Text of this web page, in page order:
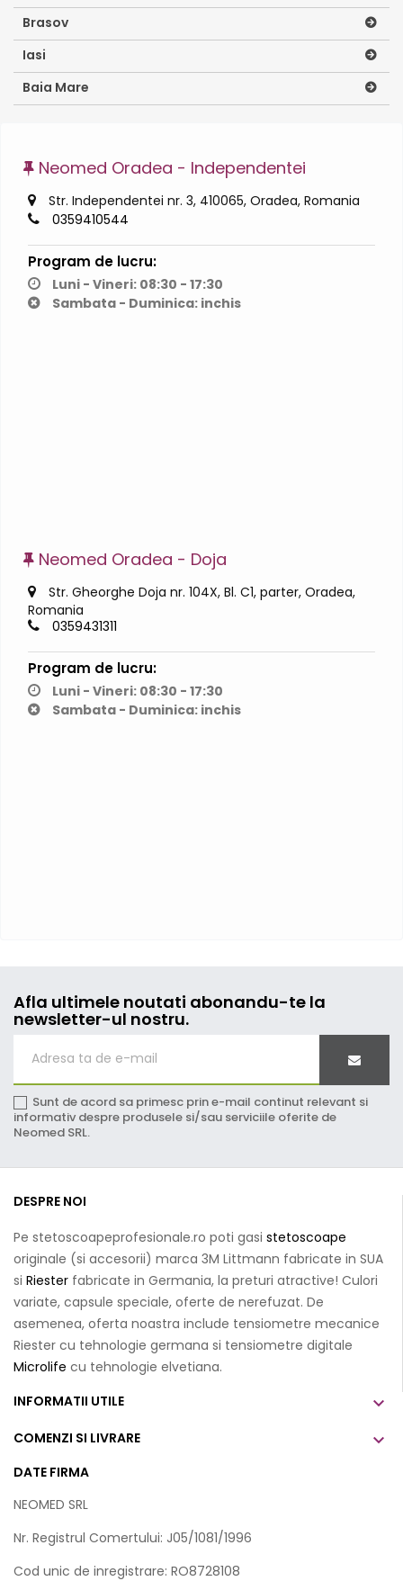
Brasov
Iasi
Baia Mare
Neomed Oradea - Independentei
Str. Independentei nr. 3, 410065, Oradea, Romania
0359410544
Program de lucru:
Luni - Vineri: 08:30 - 17:30
Sambata - Duminica: inchis
Neomed Oradea - Doja
Str. Gheorghe Doja nr. 104X, Bl. C1, parter, Oradea,
Romania
0359431311
Program de lucru:
Luni - Vineri: 08:30 - 17:30
Sambata - Duminica: inchis
Afla ultimele noutati abonandu-te la
newsletter-ul nostru.
Sunt de acord sa primesc prin e-mail continut relevant si
informativ despre produsele si/sau serviciile oferite de
Neomed SRL.
DESPRE NOI
Pe stetoscoapeprofesionale.ro poti gasi stetoscoape
originale (si accesorii) marca 3M Littmann fabricate in SUA
si Riester fabricate in Germania, la preturi atractive! Culori
variate, capsule speciale, oferte de nerefuzat. De
asemenea, oferta noastra include tensiometre mecanice
Riester cu tehnologie germana si tensiometre digitale
Microlife cu tehnologie elvetiana.
INFORMATII UTILE

COMENZI SI LIVRARE 
DATE FIRMA
NEOMED SRL
Nr. Registrul Comertului: J05/1081/1996
Cod unic de inregistrare: RO8728108